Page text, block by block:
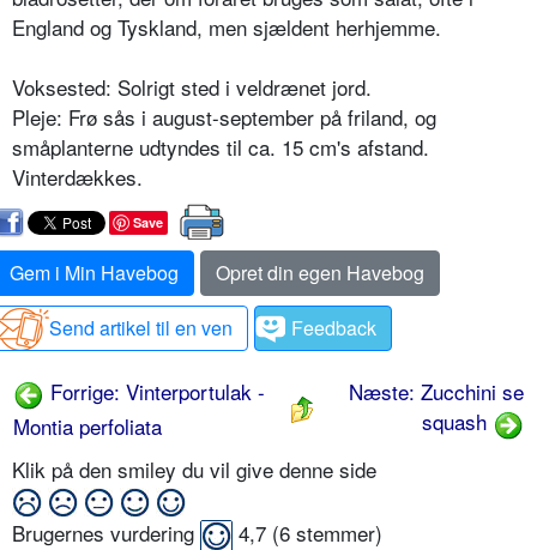
England og Tyskland, men sjældent herhjemme.
Voksested: Solrigt sted i veldrænet jord.
Pleje: Frø sås i august-september på friland, og
småplanterne udtyndes til ca. 15 cm's afstand.
Vinterdækkes.
Save
Gem i Min Havebog
Opret din egen Havebog
Send artikel til en ven
Feedback
Forrige: Vinterportulak -
Montia perfoliata
Næste: Zucchini se
squash
Klik på den smiley du vil give denne side
Brugernes vurdering 4,7 (6 stemmer)